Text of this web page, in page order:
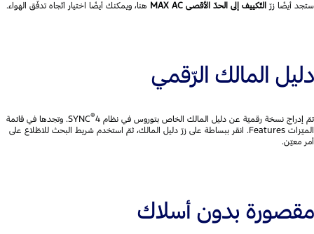
ستجد أيضًا زرّ التّكييف إلى الحدّ الأقصى MAX AC هنا، ويمكنك أيضًا اختيار اتّجاه تدفّق الهواء.
دليل المالك الرّقمي
تمّ إدراج نسخة رقميّة عن دليل المالك الخاص بتوروس في نظام SYNC ®
4. وتجدها في قائمة
الميّزات Features. انقر ببساطة على زرّ دليل المالك، ثمّ استخدم شريط البحث للاطّلاع على
أمر معيّن.
مقصورة بدون أسلاك